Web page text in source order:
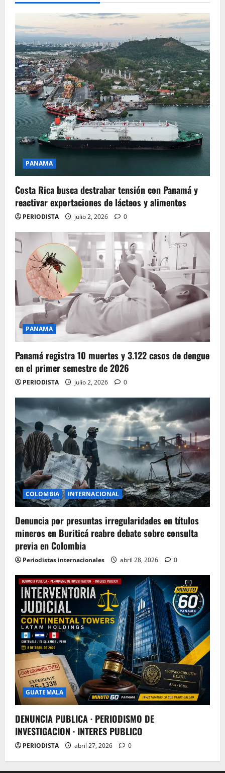
PANAMA
Costa Rica busca destrabar tensión con Panamá y
reactivar exportaciones de lácteos y alimentos
PERIODISTA julio 2, 2026 0
PANAMA
Panamá registra 10 muertes y 3.122 casos de dengue
en el primer semestre de 2026
PERIODISTA julio 2, 2026 0
COLOMBIA INTERNACIONAL
Denuncia por presuntas irregularidades en títulos
mineros en Buriticá reabre debate sobre consulta
previa en Colombia
Periodistas internacionales abril 28, 2026 0
GUATEMALA
DENUNCIA PUBLICA · PERIODISMO DE
INVESTIGACION · INTERES PUBLICO
PERIODISTA abril 27, 2026 0